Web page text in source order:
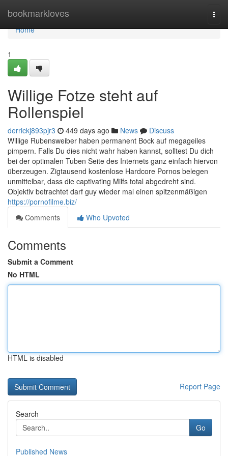
bookmarkloves
Home
Home
1
Willige Fotze steht auf
Rollenspiel
derrickj893pjr3 449 days ago News
Discuss
Willige Rubensweiber haben permanent Bock auf megageiles
pimpern. Falls Du dies nicht wahr haben kannst, solltest Du dich
bei der optimalen Tuben Seite des Internets ganz einfach hiervon
überzeugen. Zigtausend kostenlose Hardcore Pornos belegen
unmittelbar, dass die captivating Milfs total abgedreht sind.
Objektiv betrachtet darf guy wieder mal einen spitzenmäßigen
https://pornofilme.biz/
Comments
Who Upvoted
Comments
Submit a Comment
No HTML
HTML is disabled
Report Page
Search
Go
Published News